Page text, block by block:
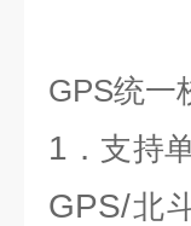
GPS统一
1 ．支持
GPS/北